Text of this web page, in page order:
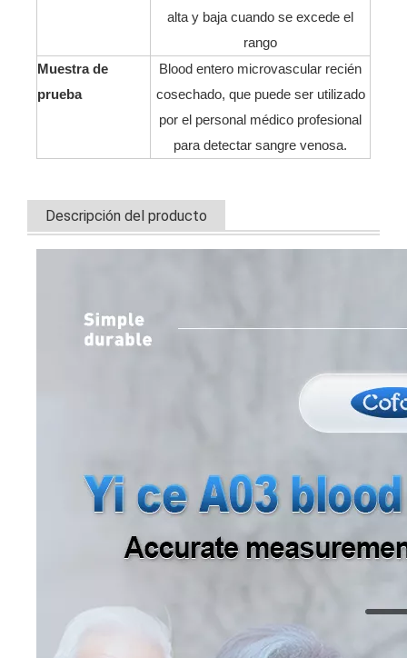
alta y baja cuando se excede el
rango
Muestra de
prueba
Blood entero microvascular recién
cosechado, que puede ser utilizado
por el personal médico profesional
para detectar sangre venosa.
Descripción del producto